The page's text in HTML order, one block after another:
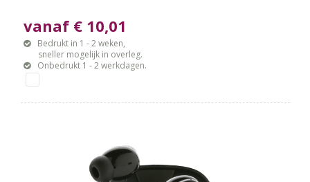
vanaf € 10,01
Bedrukt in 1 - 2 weken,
sneller mogelijk in overleg.
Onbedrukt 1 - 2 werkdagen.